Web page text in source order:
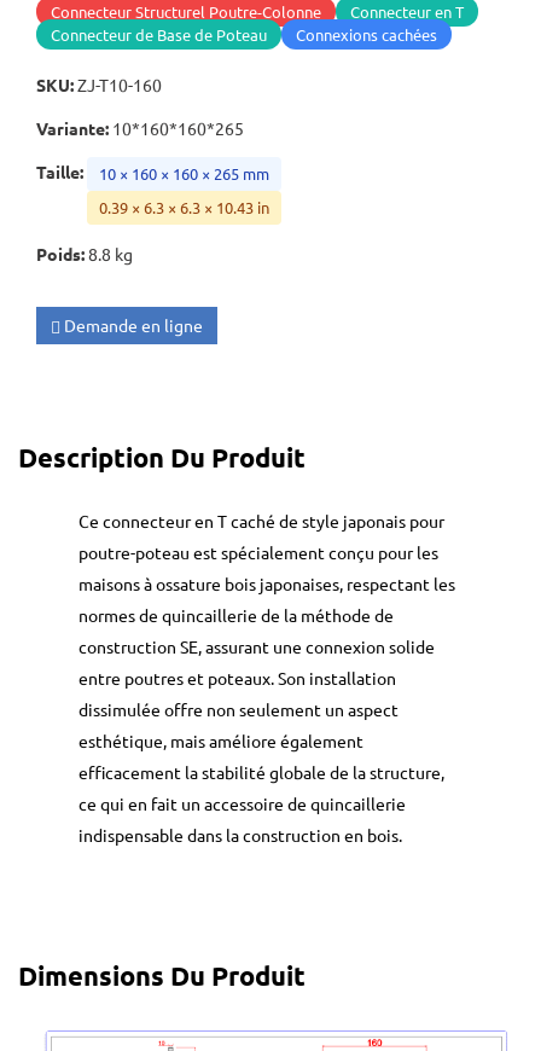
Connecteur Structurel Poutre-Colonne
Connecteur en T
Connecteur de Base de Poteau
Connexions cachées
SKU:ZJ-T10-160
Variante: 10*160*160*265
Taille:
10 × 160 × 160 × 265 mm
0.39 × 6.3 × 6.3 × 10.43 in
Poids:8.8 kg
Demande en ligne
Description Du Produit
Ce connecteur en T caché de style japonais pour
poutre-poteau est spécialement conçu pour les
maisons à ossature bois japonaises, respectant les
normes de quincaillerie de la méthode de
construction SE, assurant une connexion solide
entre poutres et poteaux. Son installation
dissimulée offre non seulement un aspect
esthétique, mais améliore également
efficacement la stabilité globale de la structure,
ce qui en fait un accessoire de quincaillerie
indispensable dans la construction en bois.
Dimensions Du Produit